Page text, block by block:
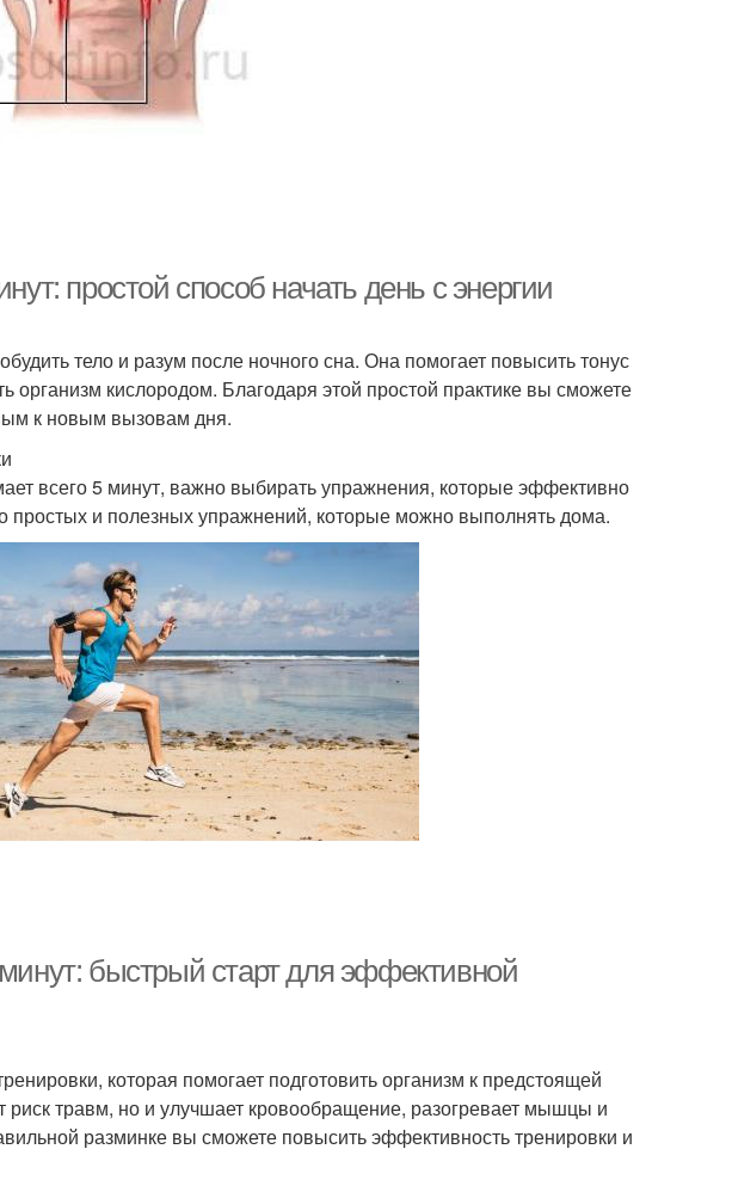
простой способ начать день с энергии
тело и разум после ночного сна. Она помогает повысить тонус
кислородом. Благодаря этой простой практике вы сможете
к новым вызовам дня.
всего 5 минут, важно выбирать упражнения, которые эффективно
простых и полезных упражнений, которые можно выполнять дома.
быстрый старт для эффективной
которая помогает подготовить организм к предстоящей
риск травм, но и улучшает кровообращение, разогревает мышцы и
разминке вы сможете повысить эффективность тренировки и